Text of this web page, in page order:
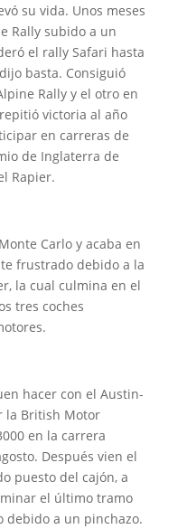
su vida. Unos meses
Rally subido a un
el rally Safari hasta
basta. Consiguió
Rally y el otro en
victoria al año
en carreras de
de Inglaterra de
Rapier.
Carlo y acaba en
frustrado debido a la
la cual culmina en el
tres coches
hacer con el Austin-
la British Motor
en la carrera
Después vien el
puesto del cajón, a
el último tramo
debido a un pinchazo.